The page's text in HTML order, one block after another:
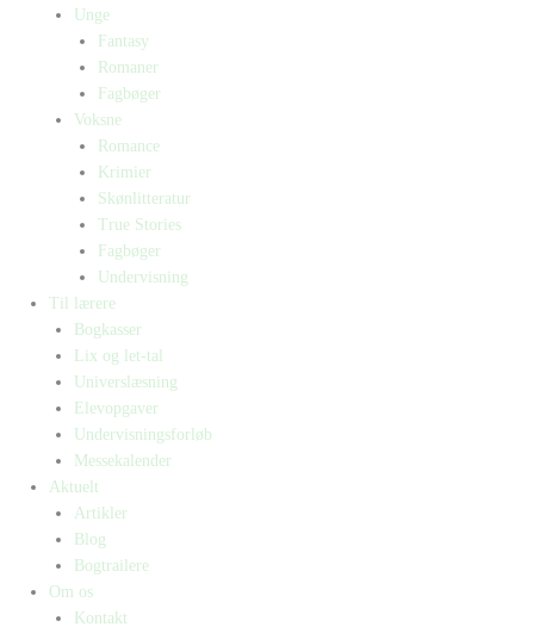
Unge
Fantasy
Romaner
Fagbøger
Voksne
Romance
Krimier
Skønlitteratur
True Stories
Fagbøger
Undervisning
Til lærere
Bogkasser
Lix og let-tal
Universlæsning
Elevopgaver
Undervisningsforløb
Messekalender
Aktuelt
Artikler
Blog
Bogtrailere
Om os
Kontakt